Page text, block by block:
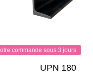
commande sous 3 jours
UPN 180